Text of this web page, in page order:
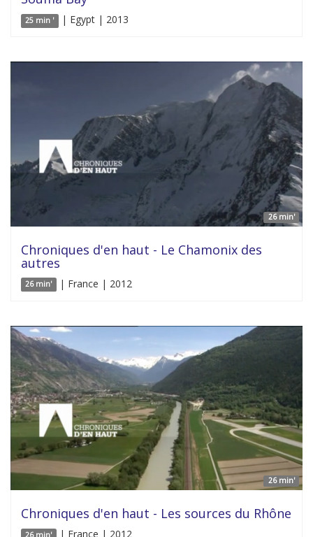
25 min ' | Egypt | 2013
26 min'
Chroniques d'en haut - Le Chamonix des
autres
26 min' | France | 2012
26 min'
Chroniques d'en haut - Les sources du Rhône
26 min' | France | 2012